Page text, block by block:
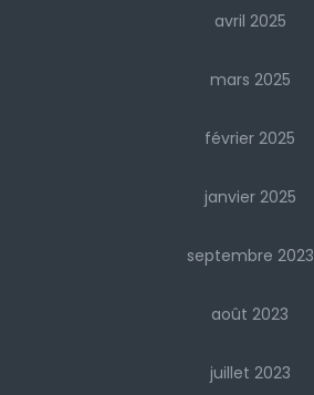
avril 2025
mars 2025
février 2025
janvier 2025
septembre 2023
août 2023
juillet 2023